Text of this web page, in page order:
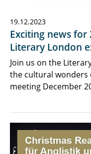
19.12.2023
Exciting news for
Literary London
Join us on the
the cultural wonders
meeting December